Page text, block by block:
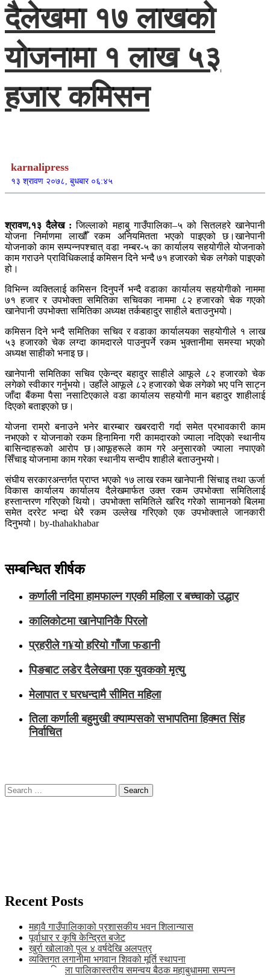
दैलेखमा १७ लाखको
योजनामा १ लाख ५३
हजार कमिसन
karnalipress
१३ श्रावण २०७८, बुधबार ०६:४५
श्रावण,१३ दैलेख : जिल्लाको महाबु गाउँपालिका–५ को सितलहरे खानेपानी
योजना निर्माणमा लाखौँ रकम अनियमितता भएको पाइएको छ।खानेपानी
योजनाको काम सम्पन्नपश्चात् वडा नम्बर-५ का कार्यालय सहयोगीले योजनाको
काम गराउने प्राविधिकलाई कमिसन दिने भन्दै ७१ हजारको चेक लगेको पाइएको
हो।
विभिन्न व्यक्तिलाई कमिसन दिनुपर्ने भन्दै वडाका कार्यालय सहयोगीको नाममा
७१ हजार र उपभोक्ता समितिका सचिवका नाममा ८२ हजारको चेक गएको
खानेपानी उपभोक्ता समितिका अध्यक्ष तर्कबहादुर साहीले बताउनुभयाे।
कमिसन दिने भन्दै समितिका सचिव र वडाका कार्यालयका सहयोगीले १ लाख
५३ हजारको चेक लग्दा कामदारले पाउनुपर्ने रकम भुक्तानीमा समस्या भएको
अध्यक्ष साहीको भनाइ छ।
खानेपानी समितिका सचिव एकेन्द्र बहादुर साहीले आफूले ८२ हजारको चेक
लगेको स्वीकार गर्नुभयाे। उहाँले आफूले ८२ हजारको चेक लगेको भए पनि साट्न
जाँदा बैंकमा पैसा नसाटिएकाले वडा कार्यालय सहयोगी मान बहादुर शाहीलाई
दिएको बताइएको छ।
योजना राम्रो बनाउने भनेर बारम्बार खबरदारी गर्दा समेत प्रभावकारी काम
नभएको र योजनाको रकम हिनामिना गरी कामदारको ज्याला नदिएको स्थानीय
बासिन्दाहरूको आरोप छ।आफूहरूले काम गरे अनुसारको ज्याला नपाएको
सिँचाइ योजनामा काम गरेका स्थानीय सन्दीप शाहीले बताउनुभयो।
संघीय सरकारअन्तर्गत प्राप्त भएको १७ लाख रकम खानेपानी सिंचाइ तथा ऊर्जा
विकास कार्यालय कार्यालय दैलेखमार्फत उक्त रकम उपभोक्ता समितिलाई
हस्तान्तरण गरिएको थियो। उपभोक्ता समितिले खरिद गरेको सामानको बिलमा
समेत दररेट भन्दा धेरै रकम उल्लेख गरिएको एक उपभोक्ताले जानकारी
दिनुभयो। by-thahakhabar
सम्बन्धित शीर्षक
कर्णाली नदिमा हामफाल्न गएकी महिला र बच्चाको उद्धार
कालिकोटमा खानेपानिकै पिरलो
प्रहरीले ग¥यो हरियो गाँजा फडानी
पिङबाट लडेर दैलेखमा एक युवकको मृत्यु
मेलापात र घरधन्दामै सीमित महिला
तिला कर्णाली बहुमुखी क्याम्पसको सभापतिमा हिक्मत सिंह
निर्वाचित
Search
for:
Recent Posts
महावै गाउँपालिकाको प्रशासकीय भवन शिलान्यास
पूर्वाधार र कृषि केन्द्रित बजेट
खुर्रा खोलाको पुल ४ वर्षदेखि अलपत्र
व्यक्तिगत लगानीमा भगवान शिवको मूर्ति स्थापना
अन्तर जिल्ला पालिकास्तरीय समन्वय बैठक महाबुधाममा सम्पन्न